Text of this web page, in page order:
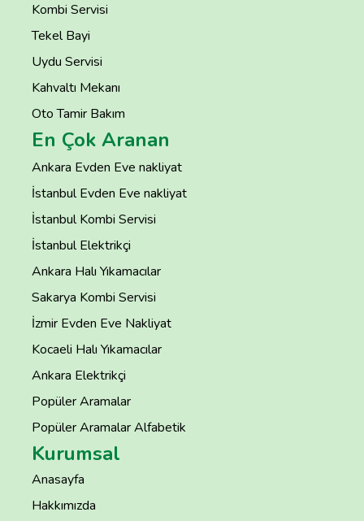
Kombi Servisi
Tekel Bayi
Uydu Servisi
Kahvaltı Mekanı
Oto Tamir Bakım
En Çok Aranan
Ankara Evden Eve nakliyat
İstanbul Evden Eve nakliyat
İstanbul Kombi Servisi
İstanbul Elektrikçi
Ankara Halı Yıkamacılar
Sakarya Kombi Servisi
İzmir Evden Eve Nakliyat
Kocaeli Halı Yıkamacılar
Ankara Elektrikçi
Popüler Aramalar
Popüler Aramalar Alfabetik
Kurumsal
Anasayfa
Hakkımızda